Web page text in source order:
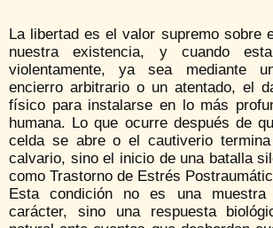
La libertad es el valor supremo sobre
nuestra existencia, y cuando
violentamente, ya sea mediante
encierro arbitrario o un atentado, el
físico para instalarse en lo más
humana. Lo que ocurre después de
celda se abre o el cautiverio
calvario, sino el inicio de una batalla
como Trastorno de Estrés
Esta condición no es una
carácter, sino una respuesta